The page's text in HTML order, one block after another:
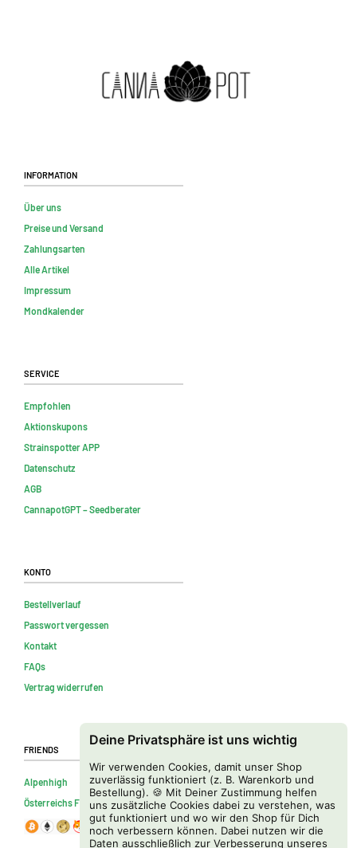
Deine Privatsphäre ist uns wichtig
Wir verwenden Cookies, damit unser Shop
zuverlässig funktioniert (z. B. Warenkorb und
Bestellung). 🍪 Mit Deiner Zustimmung helfen
uns zusätzliche Cookies dabei zu verstehen, was
gut funktioniert und wo wir den Shop für Dich
noch verbessern können. Dabei nutzen wir die
Daten ausschließlich zur Verbesserung unseres
Information
Über uns
Preise und Versand
Zahlungsarten
Alle Artikel
Impressum
Mondkalender
Service
Empfohlen
Aktionskupons
Strainspotter APP
Datenschutz
AGB
CannapotGPT – Seedberater
Konto
Bestellverlauf
Passwort vergessen
Kontakt
FAQs
Vertrag widerrufen
Friends
Alpenhigh
Österreichs Firmenverzeichnis